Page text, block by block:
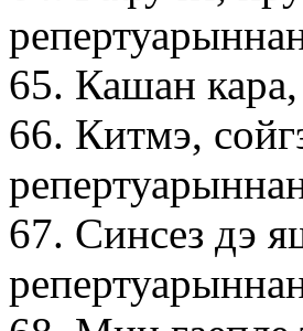
65. Кашан
66. Китмэ,
67. Синсез дэ